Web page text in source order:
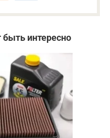
интересно